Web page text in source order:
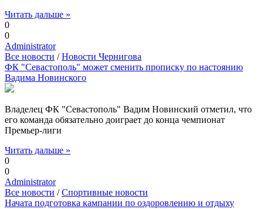
Читать дальше »
0
0
Administrator
Все новости /Новости Чернигова
ФК "Севастополь" может сменить прописку по настоянию
Вадима Новинского
Владелец ФК "Севастополь" Вадим Новинский отметил, что
его команда обязательно доиграет до конца чемпионат
Премьер-лиги
Читать дальше »
0
0
Administrator
Все новости /Спортивные новости
Начата подготовка кампании по оздоровлению и отдыху